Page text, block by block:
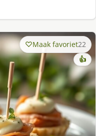
Maak favoriet22
👍